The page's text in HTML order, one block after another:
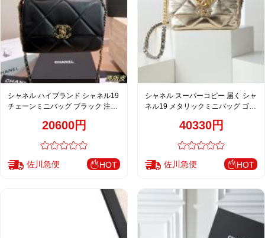
シャネル ハイブランド シャネル19
チェーンミニバッグ ブラック 注目
20600円
佐川急便 HOT
シャネル スーパーコピー 届く シャ
ネル19 メタリックミニバッグ ゴー
40330円
佐川急便 HOT